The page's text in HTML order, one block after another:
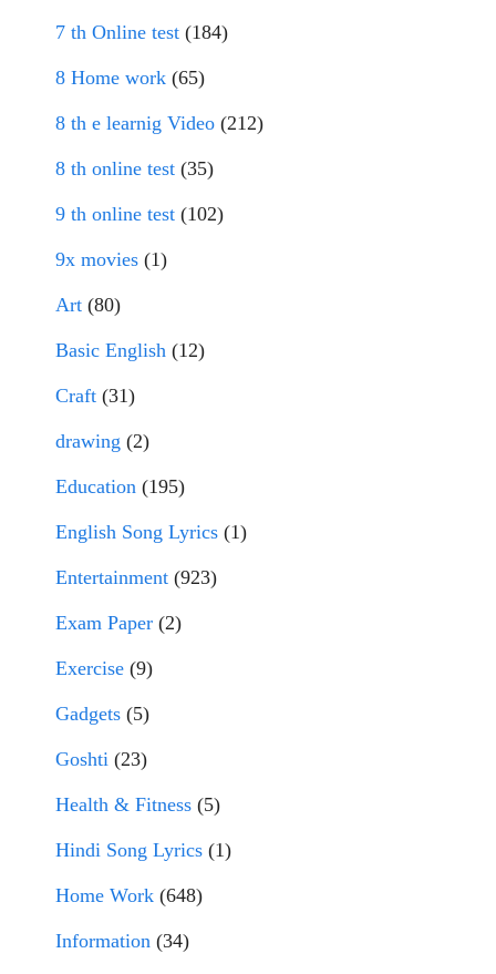
7 th Online test (184)
8 Home work (65)
8 th e learnig Video (212)
8 th online test (35)
9 th online test (102)
9x movies (1)
Art (80)
Basic English (12)
Craft (31)
drawing (2)
Education (195)
English Song Lyrics (1)
Entertainment (923)
Exam Paper (2)
Exercise (9)
Gadgets (5)
Goshti (23)
Health & Fitness (5)
Hindi Song Lyrics (1)
Home Work (648)
Information (34)